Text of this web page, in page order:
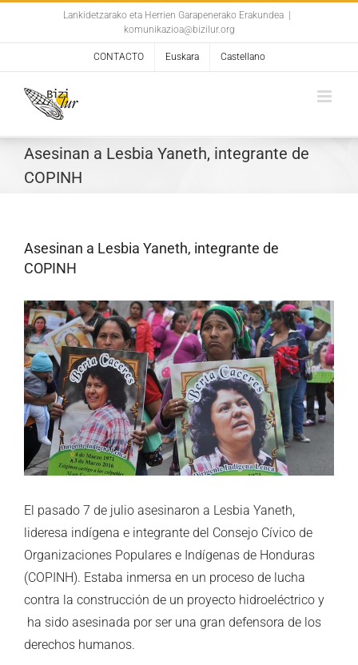
Lankidetzarako eta Herrien Garapenerako Erakundea
komunikazioa@bizilur.org
CONTACTO Euskara Castellano
Asesinan a Lesbia Yaneth, integrante de
COPINH
Asesinan a Lesbia Yaneth, integrante de
COPINH
Ver
imagen
más
grande
El pasado 7 de julio asesinaron a Lesbia Yaneth,
lideresa indígena e integrante del Consejo Cívico de
Organizaciones Populares e Indígenas de Honduras
(COPINH). Estaba inmersa en un proceso de lucha
contra la construcción de un proyecto hidroeléctrico y
ha sido asesinada por ser una gran defensora de los
derechos humanos.